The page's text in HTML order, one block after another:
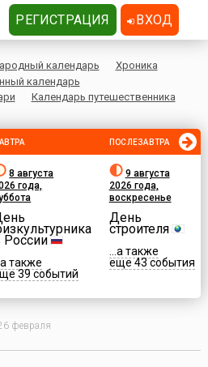
календарь
Хроника
календарь
Календарь путешественника
8 августа
года,
России
...а также
39 событий
ПОСЛЕЗАВТРА
9 августа
2026 года,
воскресенье
День
строителя
...а также
еще 43 события
февраля
РЕГИСТРАЦИЯ ВХОД